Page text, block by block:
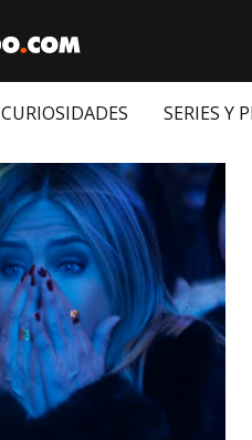
CURIOSIDADES SERIES Y